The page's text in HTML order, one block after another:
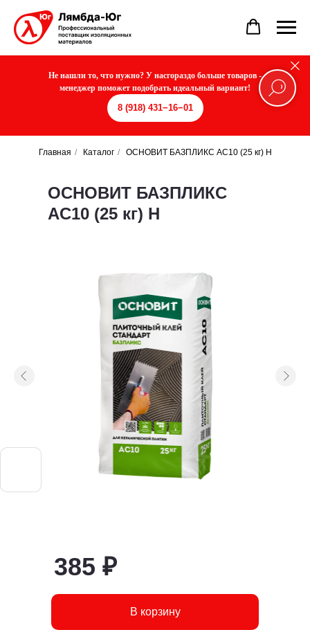
Не нашли то, что нужно? У насгораздо больше товаров -
менеджер поможет подобрать идеальный вариант!
8 (918) 431−16−01
Главная / Каталог / ОСНОВИТ БАЗПЛИКС AC10 (25 кг) Н
ОСНОВИТ БАЗПЛИКС
AC10 (25 кг) Н
385 ₽
В корзину